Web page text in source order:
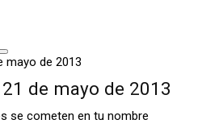
mayo de 2013
de mayo de 2013
se cometen en tu nombre